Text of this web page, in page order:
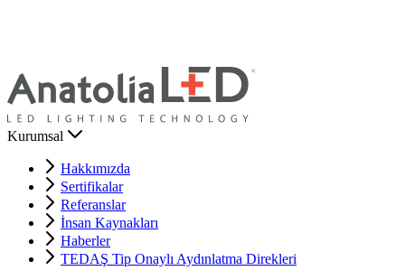
Kurumsal
Hakkımızda
Sertifikalar
Referanslar
İnsan Kaynakları
Haberler
TEDAŞ Tip Onaylı Aydınlatma Direkleri